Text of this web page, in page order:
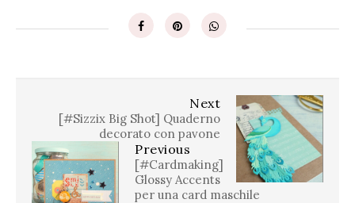
Next
[#Sizzix Big Shot] Quaderno
decorato con pavone
Previous
[#Cardmaking]
Glossy Accents
per una card maschile